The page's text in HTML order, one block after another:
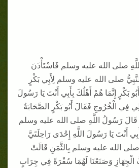
صلى الله عليه وسلم فَاسْتَأْذَنَ
صلى الله عليه وسلم لِأَبِي بَكْرٍ
بَكْرٍ إِنَّمَا هُمْ أَهْلُكَ بِأَبِي أَنْتَ يَا رَسُولَ
فِي الْخُرُوجِ فَقَالَ أَبُو بَكْرٍ الصَّحَابَةُ
قَالَ رَسُولُ اللَّهِ صلى الله عليه وسلم
أَنْتَ يَا رَسُولَ اللَّهِ إِحْدَى رَاحِلَتَيَّ
الله عليه وسلم بِالثَّمَنِ قَالَتْ
الْجِهَازِ وَصَنَعْنَا لَهُمَا سُفْرَةً فِي جِرَابٍ